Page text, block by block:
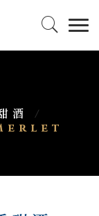
酒
/
Merlet